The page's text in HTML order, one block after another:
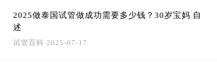
2025做泰国试管做成功需要多少钱？30岁宝妈 自
述
试管百科 2025-07-17